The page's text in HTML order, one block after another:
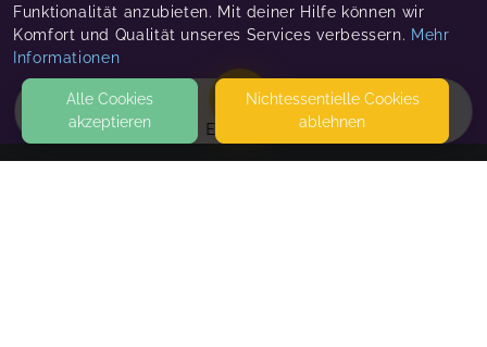
EVENTS
Funktionalität anzubieten. Mit deiner Hilfe können wir
Komfort und Qualität unseres Services verbessern. Mehr
Informationen
Alle Cookies
akzeptieren
Nicht­essentielle Cookies
ablehnen